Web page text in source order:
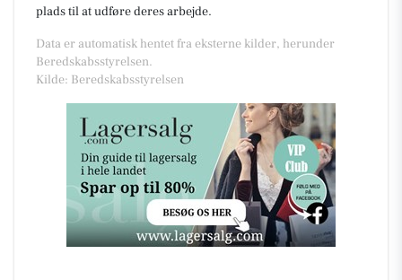
plads til at udføre deres arbejde.
Data er automatisk hentet fra eksterne kilder, herunder
Beredskabsstyrelsen.
Kilde: Beredskabsstyrelsen